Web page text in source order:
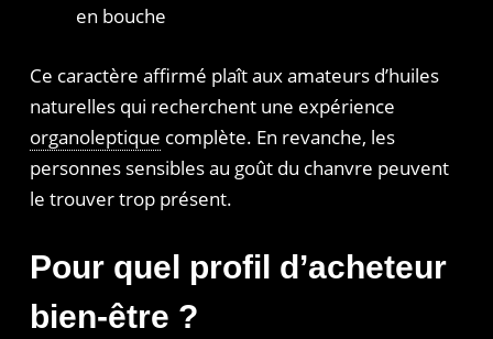
en bouche
Ce caractère affirmé plaît aux amateurs d’huiles
naturelles qui recherchent une expérience
organoleptique complète. En revanche, les
personnes sensibles au goût du chanvre peuvent
le trouver trop présent.
Pour quel profil d’acheteur
bien-être ?